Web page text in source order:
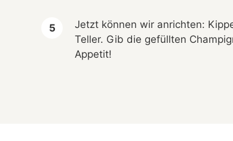
Jetzt können wir anrichten:
Teller. Gib die gefüllten
Appetit!